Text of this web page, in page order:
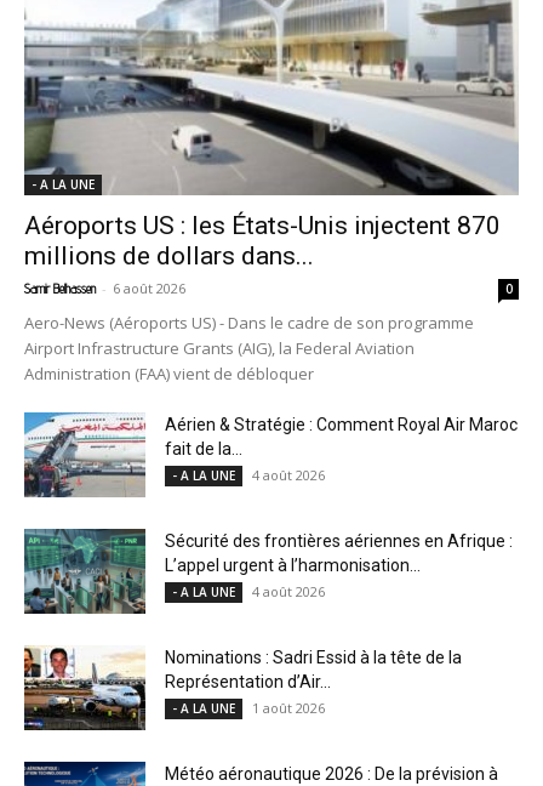
- A LA UNE
Aéroports US : les États-Unis injectent 870
millions de dollars dans...
Samir Belhassen - 6 août 2026 0
Aero-News (Aéroports US) - Dans le cadre de son programme
Airport Infrastructure Grants (AIG), la Federal Aviation
Administration (FAA) vient de débloquer
Aérien & Stratégie : Comment Royal Air Maroc
fait de la...
- A LA UNE 4 août 2026
Sécurité des frontières aériennes en Afrique :
L’appel urgent à l’harmonisation...
- A LA UNE 4 août 2026
Nominations : Sadri Essid à la tête de la
Représentation d’Air...
- A LA UNE 1 août 2026
Météo aéronautique 2026 : De la prévision à